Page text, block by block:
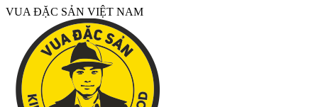
VUA ĐẶC SẢN VIỆT NAM